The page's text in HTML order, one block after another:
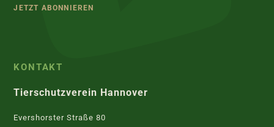
JETZT ABONNIEREN
KONTAKT
Tierschutzverein Hannover
Evershorster Straße 80